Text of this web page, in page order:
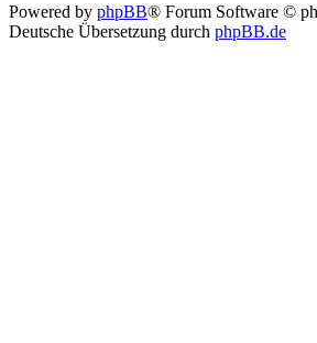
Powered by phpBB® Forum Software ©
Deutsche Übersetzung durch phpBB.de